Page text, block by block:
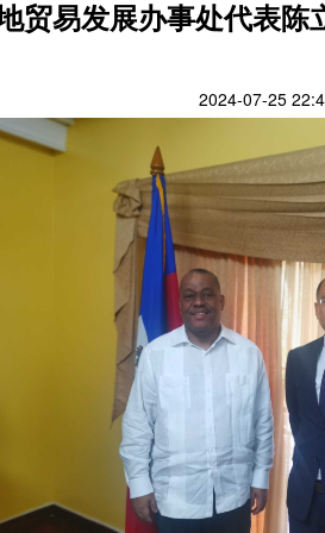
贸易发展办事处代表陈
2024-07-25